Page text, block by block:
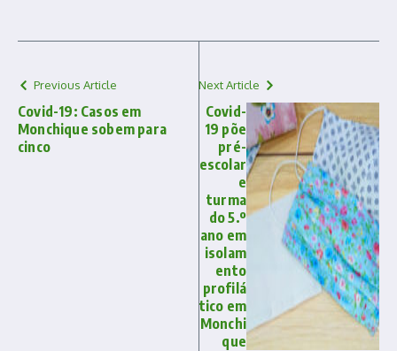
Previous Article
Covid-19: Casos em
Monchique sobem para
cinco
Next Article
Covid-
19 põe
pré-
escolar
e
turma
do 5.º
ano em
isolam
ento
profilá
tico em
Monchi
que